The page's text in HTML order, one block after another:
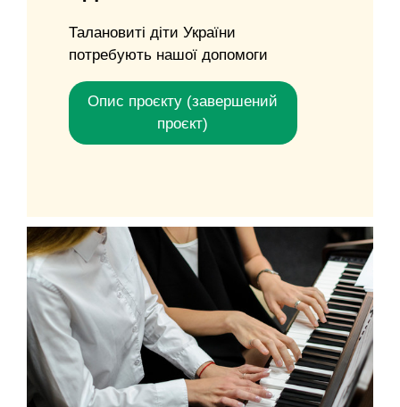
Талановиті діти України
потребують нашої допомоги
Опис проєкту (завершений
проєкт)